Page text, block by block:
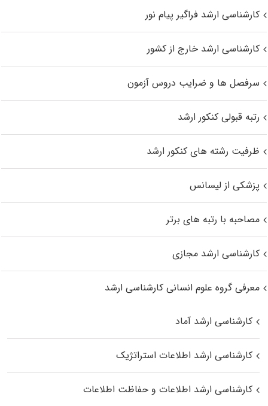
کارشناسی ارشد فراگیر پیام نور
کارشناسی ارشد خارج از کشور
سرفصل ها و ضرایب دروس آزمون
رتبه قبولی کنکور ارشد
ظرفیت رشته های کنکور ارشد
پزشکی از لیسانس
مصاحبه با رتبه های برتر
کارشناسی ارشد مجازی
معرفی گروه علوم انسانی کارشناسی ارشد
کارشناسی ارشد آماد
کارشناسی ارشد اطلاعات استراتژیک
کارشناسی ارشد اطلاعات و حفاظت اطلاعات